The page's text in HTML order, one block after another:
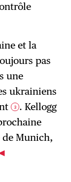
et la
pas
une
ukrainiens
3 . Kellogg
de Munich,